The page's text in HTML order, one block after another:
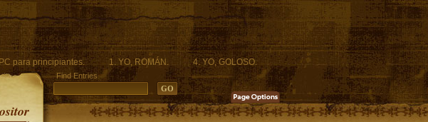
para principiantes. 1. YO, ROMÁN.
4. YO, GOLOSO.
Find Entries